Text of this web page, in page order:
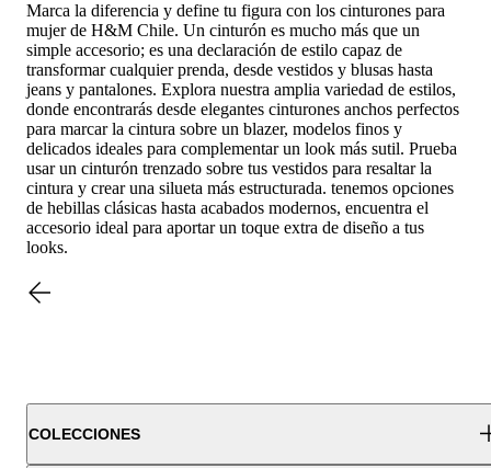
Marca la diferencia y define tu figura con los cinturones para
mujer de H&M Chile. Un cinturón es mucho más que un
simple accesorio; es una declaración de estilo capaz de
transformar cualquier prenda, desde vestidos y blusas hasta
jeans y pantalones. Explora nuestra amplia variedad de estilos,
donde encontrarás desde elegantes cinturones anchos perfectos
para marcar la cintura sobre un blazer, modelos finos y
delicados ideales para complementar un look más sutil. Prueba
usar un cinturón trenzado sobre tus vestidos para resaltar la
cintura y crear una silueta más estructurada. tenemos opciones
de hebillas clásicas hasta acabados modernos, encuentra el
accesorio ideal para aportar un toque extra de diseño a tus
looks.
COLECCIONES